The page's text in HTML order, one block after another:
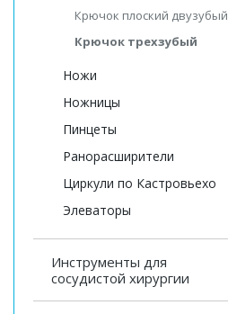
Крючок плоский двузубый
Крючок трехзубый
Ножи
Ножницы
Пинцеты
Ранорасширители
Циркули по Кастровьехо
Элеваторы
Инструменты для
сосудистой хирургии